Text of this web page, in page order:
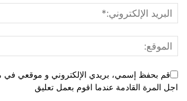
قم بحفظ إسمي، بريدي الإلكتروني و موقعي في
اجل المرة القادمة عندما اقوم بعمل تعليق